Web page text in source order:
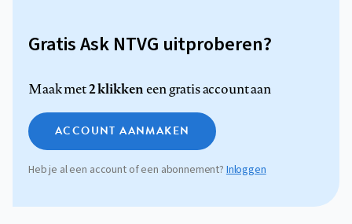
Gratis Ask NTVG uitproberen?
Maak met2 klikkeneen gratis account aan
ACCOUNT AANMAKEN
Heb je al een account of een abonnement? Inloggen